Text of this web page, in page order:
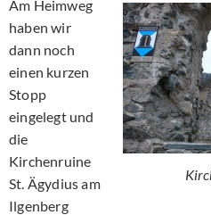
Am Heimweg
haben wir
dann noch
einen kurzen
Stopp
eingelegt und
die
Kirchenruine
St. Ägydius am
Ilgenberg